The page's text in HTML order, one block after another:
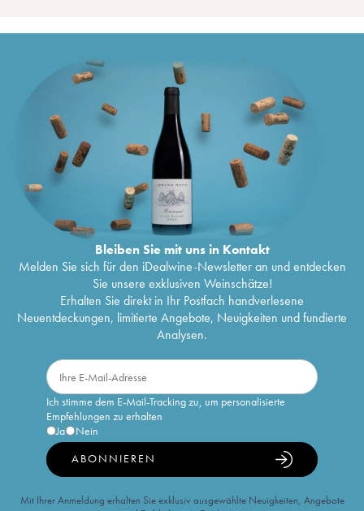
Bleiben Sie mit uns in Kontakt
Melden Sie sich für den iDealwine-Newsletter an und entdecken
Sie unsere exklusiven Weinschätze!
Erhalten Sie direkt in Ihr Postfach handverlesene
Neuentdeckungen, limitierte Angebote, Neuigkeiten und fundierte
Analysen.
Ich stimme dem E-Mail-Tracking zu, um personalisierte
Empfehlungen zu erhalten
Ja
Nein
ABONNIEREN
Mit Ihrer Anmeldung erhalten Sie exklusiv ausgewählte Neuigkeiten, Angebote